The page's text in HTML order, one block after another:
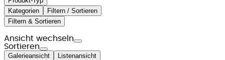
Kategorien
Filtern / Sortieren
Filtern & Sortieren
Ansicht wechseln
Sortieren
Galerieansicht Listenansicht